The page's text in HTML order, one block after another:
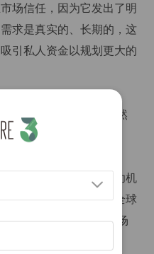
场信任，因为它发出了明
求是真实的、长期的，这
引私人资金以规划更大的
技方案相比，基于自然
可能超过100美元/吨。
常在 5 -15 美元/吨之
项目提供了更好的成功机
术多样化。这是提高全球
，自2020年以来，市场